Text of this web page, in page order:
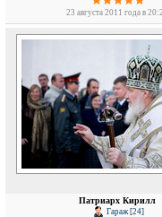
23 августа 2011 года в
Патриарх Кирилл
Гараж [24]